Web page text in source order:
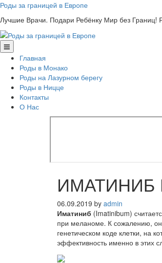
Skip
content
Роды за границей в Европе
Лучшие Врачи. Подари Ребёнку Мир без Границ!
Главная
Роды в Монако
Роды на Лазурном берегу
Роды в Ницце
Контакты
О Нас
06.09.2019 by admin
Иматиниб (Imatinibum)
при меланоме. К сожалению,
генетическом коде клетки, на
эффективность именно в этих